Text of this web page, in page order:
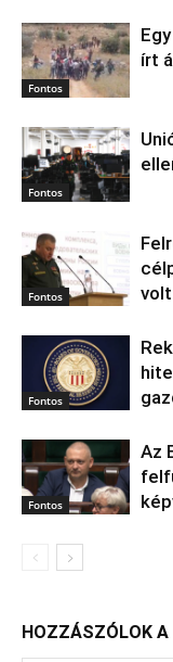
Fontos
írt
Fontos
Fontos
volt
Fontos
Fontos
Az
HOZZÁSZÓLOK A